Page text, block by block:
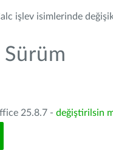
işlev isimlerinde
25.8.7 - değiştirilsin